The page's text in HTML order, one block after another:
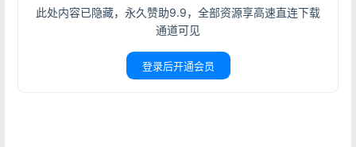
此处内容已隐藏，永久赞助9.9，全部资源享高速直连下载
通道可见
登录后开通会员